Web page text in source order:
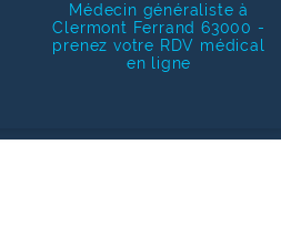
Médecin généraliste à
Clermont Ferrand 63000 -
prenez votre RDV médical
en ligne